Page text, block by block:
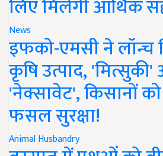
लिए मिलेगी आर्थिक
News
इफको-एमसी ने लॉन्च
कृषि उत्पाद,
'नेक्सावेट', किसानों
फसल सुरक्षा!
Animal Husbandry